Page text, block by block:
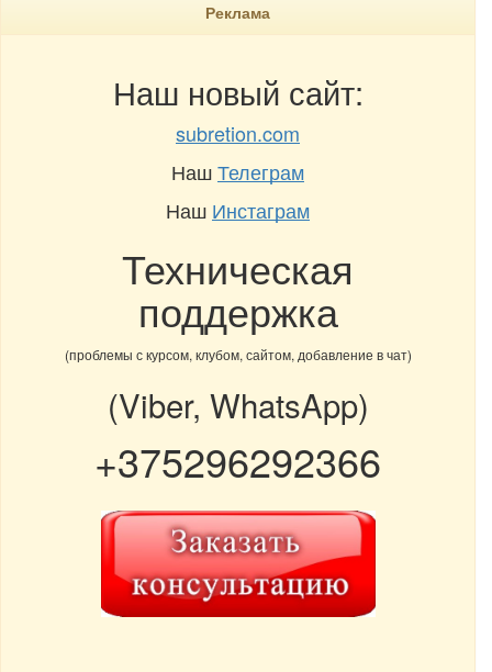
Реклама
Наш новый сайт:
subretion.com
НашТелеграм
Наш Инстаграм
Техническая
поддержка
(проблемы с курсом, клубом, сайтом, добавление в чат)
(Viber, WhatsApp)
+375296292366